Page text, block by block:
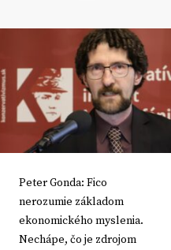
Peter Gonda: Fico
nerozumie základom
ekonomického myslenia.
Nechápe, čo je zdrojom